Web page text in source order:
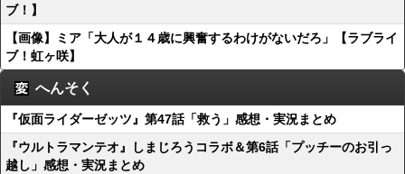
ブ！】
【画像】ミア「大人が１４歳に興奮するわけがないだろ」【ラブライ
ブ！虹ヶ咲】
へんそく
『仮面ライダーゼッツ』第47話「救う」感想・実況まとめ
『ウルトラマンテオ』しまじろうコラボ＆第6話「プッチーのお引っ
越し」感想・実況まとめ